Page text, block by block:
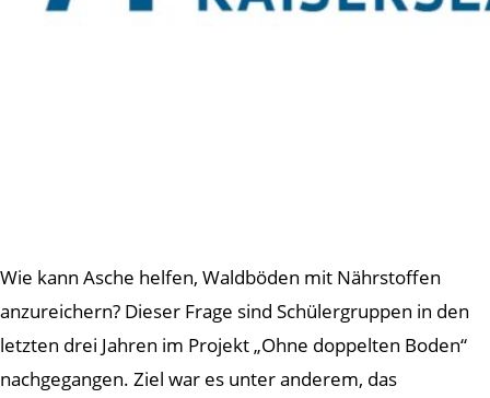
Wie kann Asche helfen, Waldböden mit Nährstoffen
anzureichern? Dieser Frage sind Schülergruppen in den
letzten drei Jahren im Projekt „Ohne doppelten Boden“
nachgegangen. Ziel war es unter anderem, das